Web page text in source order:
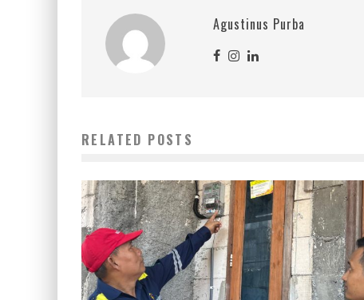
Agustinus Purba
RELATED POSTS